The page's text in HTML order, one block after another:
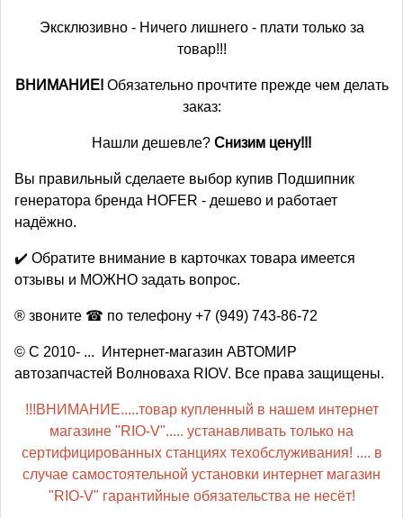
Эксклюзивно - Ничего лишнего - плати только за
товар!!!
ВНИМАНИЕ!Обязательно прочтите прежде чем делать
заказ:
Нашли дешевле? Снизим цену!!!
Вы правильный сделаете выбор купив Подшипник
генератора бренда HOFER - дешево и работает
надёжно.
✔️ Обратите внимание в карточках товара имеется
отзывы и МОЖНО задать вопрос.
® звоните ☎ по телефону +7 (949) 743-86-72
© С 2010- ... Интернет-магазин АВТОМИР
автозапчастей Волноваха RIOV. Все права защищены.
!!!ВНИМАНИЕ.....товар купленный в нашем интернет
магазине "RIO-V"..... устанавливать только на
сертифицированных станциях техобслуживания! .... в
случае самостоятельной установки интернет магазин
"RIO-V" гарантийные обязательства не несёт!